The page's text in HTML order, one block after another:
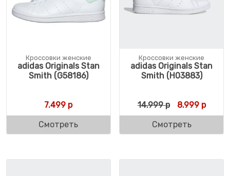
Кроссовки женские
adidas Originals Stan
Smith (G58186)
7.499 р
Смотреть
Кроссовки женские
adidas Originals Stan
Smith (H03883)
14.999р 8.999р
Смотреть